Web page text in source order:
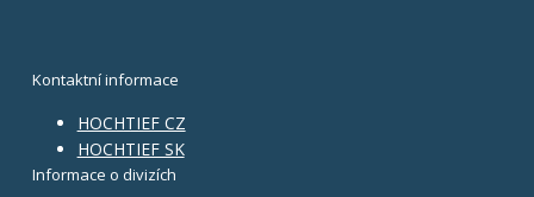
Kontaktní informace
HOCHTIEF CZ
HOCHTIEF SK
Informace o divizích